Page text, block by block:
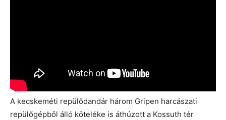
A kecskeméti repülődandár három Gripen harcászati
repülőgépből álló köteléke is áthúzott a Kossuth tér